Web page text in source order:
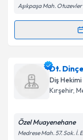
Aşıkpaşa Mah.
Randevu
Dt. Hasan
Size bu
Dt.
Diş Hekimi
Kırşehir,
Özel Muayenehane
Medrese Mah. 57. Sok. İ.